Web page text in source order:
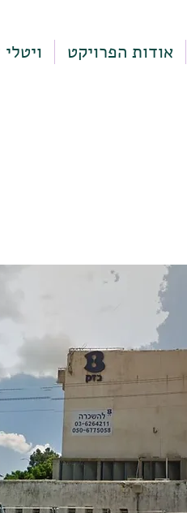
אודות הפרויקט